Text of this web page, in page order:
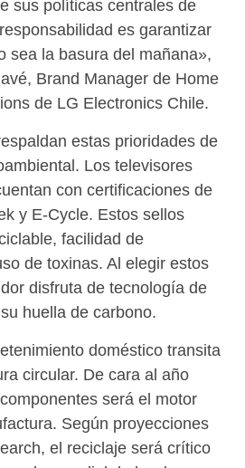
sus políticas centrales de
es garantizar
sea la basura del mañana»,
Brand Manager de Home
de LG Electronics Chile.
estas prioridades de
Los televisores
con certificaciones de
y E-Cycle. Estos sellos
facilidad de
de toxinas. Al elegir estos
disfruta de tecnología de
huella de carbono.
doméstico transita
circular. De cara al año
será el motor
Según proyecciones
el reciclaje será crítico